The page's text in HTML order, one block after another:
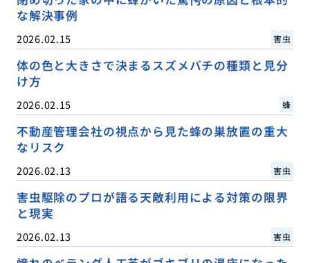
な解決事例
2026.02.15 害虫
体の色と大きさで決まるスズメバチの種類と見分
け方
2026.02.15 蜂
不動産管理会社の視点から見た蜂の巣放置の重大
なリスク
2026.02.13 害虫
害虫駆除のプロが語る天敵利用による対策の限界
と現実
2026.02.13 害虫